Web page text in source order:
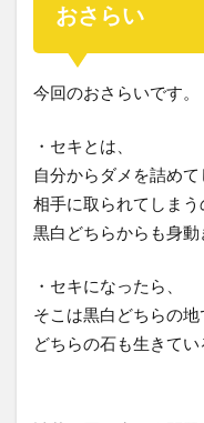
おさらい
今回のおさらいです。
・セキとは、
自分からダメを詰めて
相手に取られてしまう
黒白どちらからも身動
・セキになったら、
そこは黒白どちらの地
どちらの石も生きてい